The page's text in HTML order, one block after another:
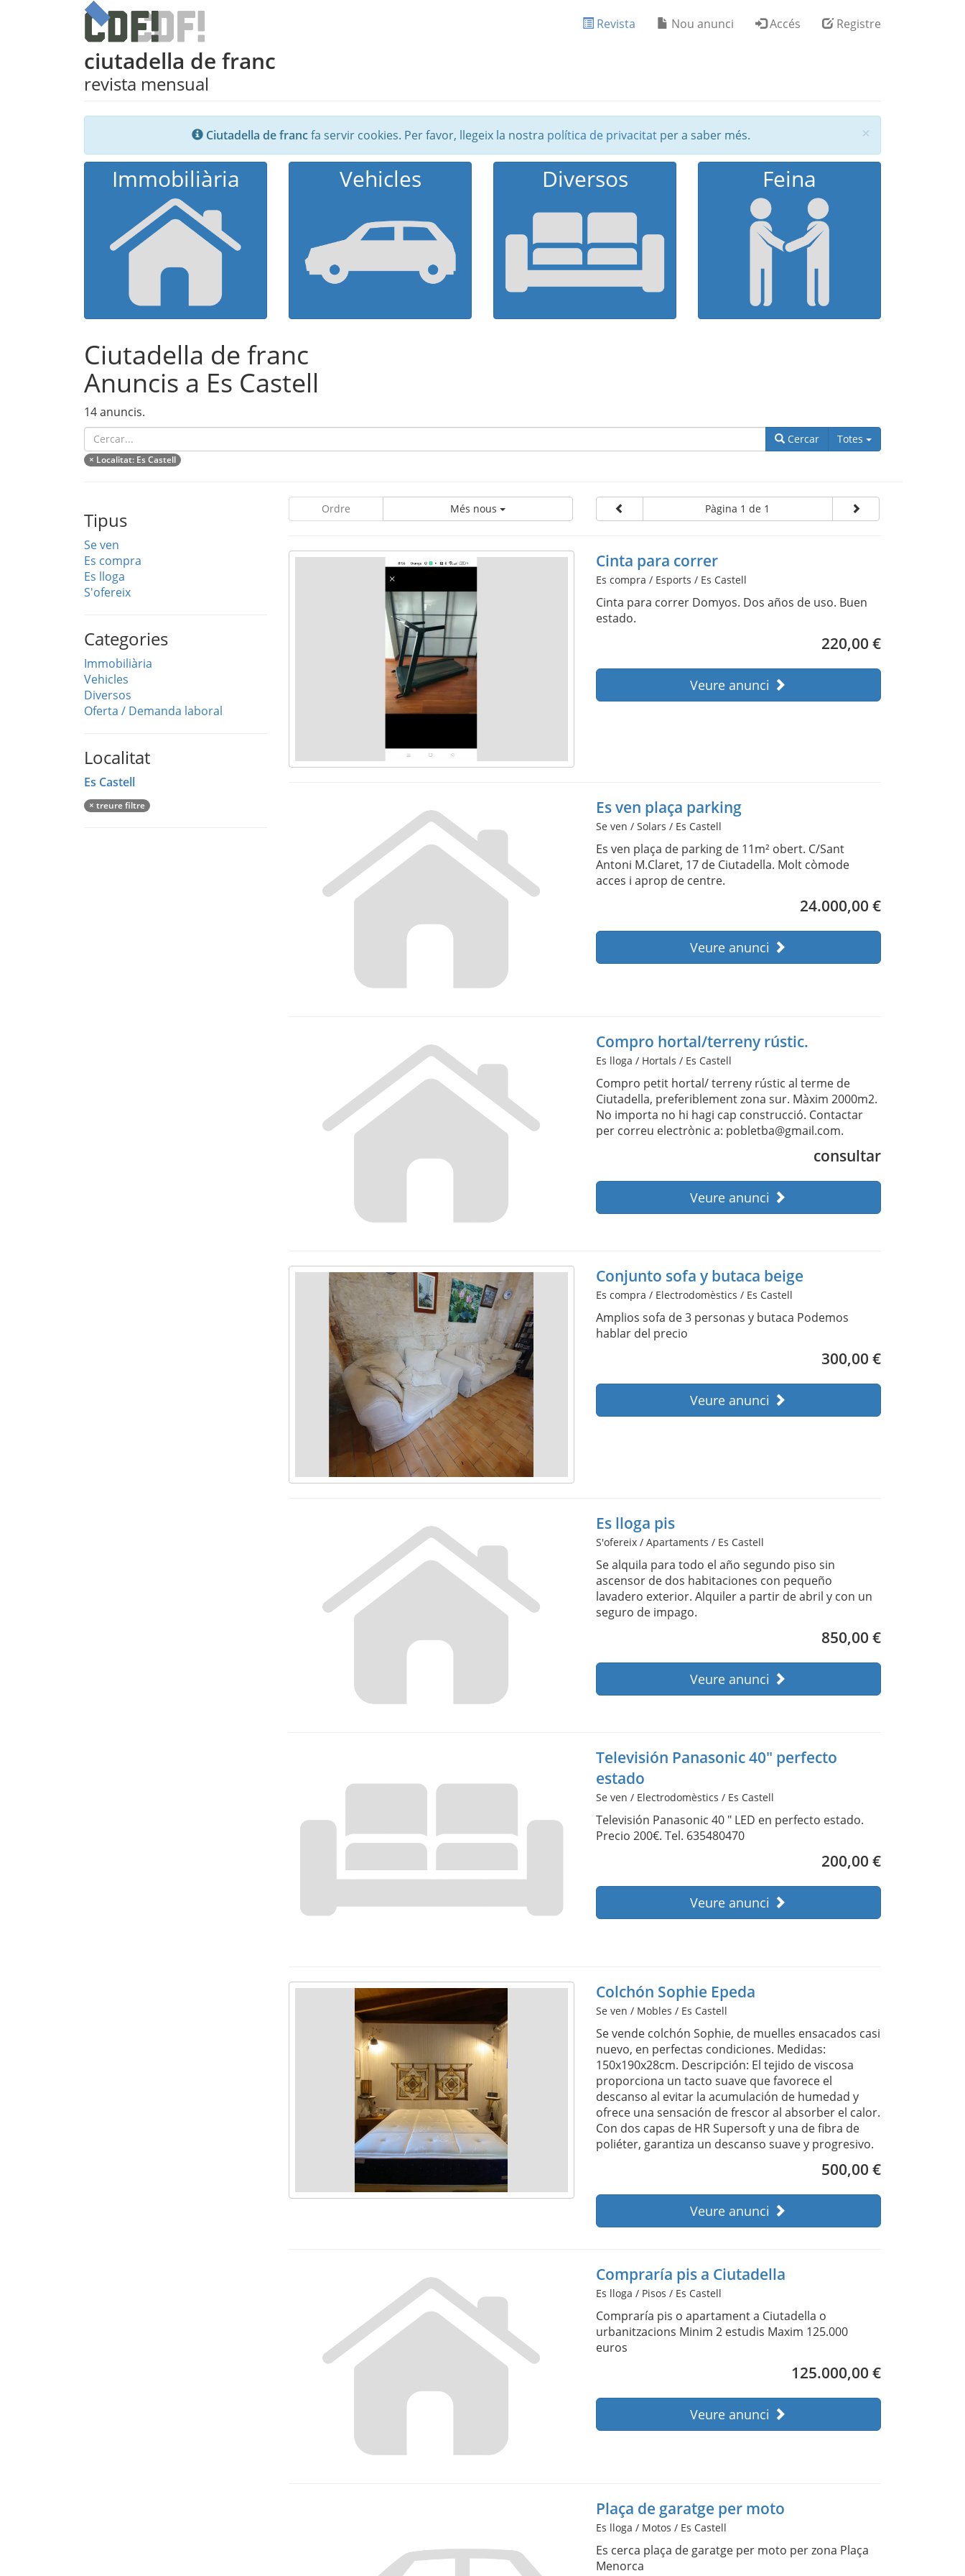
Revista Nou anunci Accés Registre
ciutadella de franc
revista mensual
×
Ciutadella de francfa servir cookies. Per favor, llegeix la nostra política de privacitat per a saber més.
Immobiliària Vehicles Diversos Feina
Ciutadella de franc
Anuncis a Es Castell
14 anuncis.
Cercar Totes Categories
× Localitat: Es Castell
Tipus
Se ven
Es compra
Es lloga
S'ofereix
Categories
Immobiliària
Vehicles
Diversos
Oferta / Demanda laboral
Localitat
Es Castell
× treure filtre
Ordre Més nous Pàgina 1 de 1
Cinta para correr
Es compra / Esports / Es Castell
Cinta para correr Domyos. Dos años de uso. Buen
estado.
220,00 €
Veure anunci
Es ven plaça parking
Se ven / Solars / Es Castell
Es ven plaça de parking de 11m² obert. C/Sant
Antoni M.Claret, 17 de Ciutadella. Molt còmode
acces i aprop de centre.
24.000,00 €
Veure anunci
Compro hortal/terreny rústic.
Es lloga / Hortals / Es Castell
Compro petit hortal/ terreny rústic al terme de
Ciutadella, preferiblement zona sur. Màxim 2000m2.
No importa no hi hagi cap construcció. Contactar
per correu electrònic a: pobletba@gmail.com.
consultar
Veure anunci
Conjunto sofa y butaca beige
Es compra / Electrodomèstics / Es Castell
Amplios sofa de 3 personas y butaca Podemos
hablar del precio
300,00 €
Veure anunci
Es lloga pis
S'ofereix / Apartaments / Es Castell
Se alquila para todo el año segundo piso sin
ascensor de dos habitaciones con pequeño
lavadero exterior. Alquiler a partir de abril y con un
seguro de impago.
850,00 €
Veure anunci
Televisión Panasonic 40" perfecto
estado
Se ven / Electrodomèstics / Es Castell
Televisión Panasonic 40 " LED en perfecto estado.
Precio 200€. Tel. 635480470
200,00 €
Veure anunci
Colchón Sophie Epeda
Se ven / Mobles / Es Castell
Se vende colchón Sophie, de muelles ensacados casi
nuevo, en perfectas condiciones. Medidas:
150x190x28cm. Descripción: El tejido de viscosa
proporciona un tacto suave que favorece el
descanso al evitar la acumulación de humedad y
ofrece una sensación de frescor al absorber el calor.
Con dos capas de HR Supersoft y una de fibra de
poliéter, garantiza un descanso suave y progresivo.
500,00 €
Veure anunci
Compraría pis a Ciutadella
Es lloga / Pisos / Es Castell
Compraría pis o apartament a Ciutadella o
urbanitzacions Minim 2 estudis Maxim 125.000
euros
125.000,00 €
Veure anunci
Plaça de garatge per moto
Es lloga / Motos / Es Castell
Es cerca plaça de garatge per moto per zona Plaça
Menorca